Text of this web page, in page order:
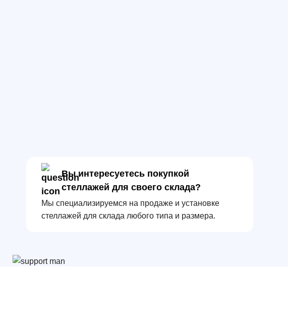
Вы интересуетесь покупкой
стеллажей для своего склада?
Мы специализируемся на продаже и установке
стеллажей для склада любого типа и размера.